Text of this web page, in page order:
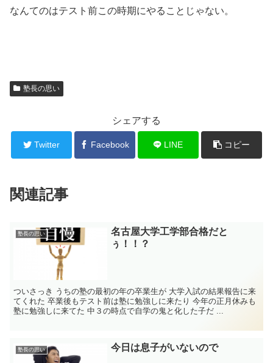
なんてのはテスト前この時期にやることじゃない。
塾長の思い
シェアする
Twitter Facebook LINE コピー
関連記事
塾長の思い
名古屋大学工学部合格だと
ぅ！！？
ついさっき うちの塾の最初の年の卒業生が 大学入試の結果報告に来
てくれた 卒業後もテスト前は塾に勉強しに来たり 今年の正月休みも
塾に勉強しに来てた 中３の時点で自学の鬼と化した子だ ...
塾長の思い 今日は息子がいないので